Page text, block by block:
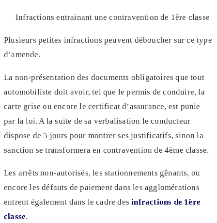
Infractions entrainant une contravention de 1ère classe
Plusieurs petites infractions peuvent déboucher sur ce type
d’amende.
La non-présentation des documents obligatoires que tout
automobiliste doit avoir, tel que le permis de conduire, la
carte grise ou encore le certificat d’assurance, est punie
par la loi. A la suite de sa verbalisation le conducteur
dispose de 5 jours pour montrer ses justificatifs, sinon la
sanction se transformera en contravention de 4ème classe.
Les arrêts non-autorisés, les stationnements gênants, ou
encore les défauts de paiement dans les agglomérations
entrent également dans le cadre desinfractions de 1ère
classe.